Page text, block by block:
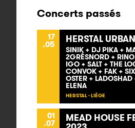
Concerts passés
17
.05 HERSTAL
SINIK + DJ PIKA +
2GRÉSNORD +
IGO + SALT + THE
CONVOK + FAK +
OSTER + LADOSHAD
ELENA
HERSTAL - LIÈGE
01
.07 MEAD HOUSE